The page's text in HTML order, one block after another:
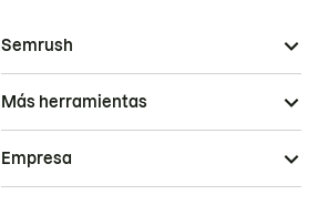
Semrush
Más herramientas
Empresa